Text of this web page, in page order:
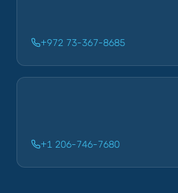
+972 73-367-8685
+1 206-746-7680